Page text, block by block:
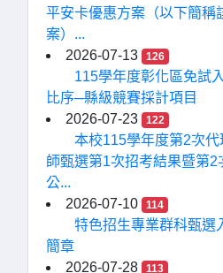
平安卡優惠方案（以下簡稱
案）...
2026-07-13
126
115學年度彰化區免試
比序─縣級競賽採計項目
2026-07-23
122
本校115學年度第2次代
師甄選第1次招考結果暨第2
公...
2026-07-10
114
特色招生專業群科甄選
簡章
2026-07-28
113